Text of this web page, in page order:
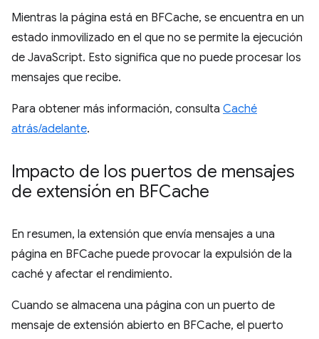
Mientras la página está en BFCache, se encuentra en un
estado inmovilizado en el que no se permite la ejecución
de JavaScript. Esto significa que no puede procesar los
mensajes que recibe.
Para obtener más información, consulta Caché
atrás/adelante.
Impacto de los puertos de mensajes
de extensión en BFCache
En resumen, la extensión que envía mensajes a una
página en BFCache puede provocar la expulsión de la
caché y afectar el rendimiento.
Cuando se almacena una página con un puerto de
mensaje de extensión abierto en BFCache, el puerto